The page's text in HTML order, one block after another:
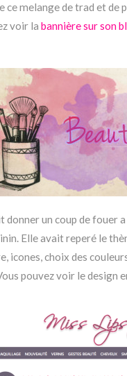
ce melange de trad et
voir la bannière sur son
un coup de fouer
Elle avait reperé le
icones, choix des
pouvez voir le design